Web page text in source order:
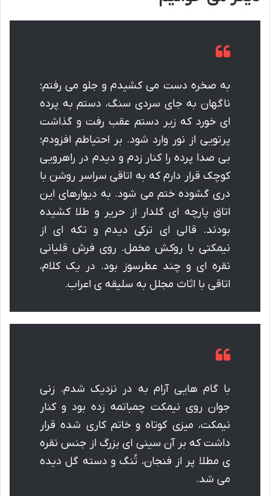
به صخره دست می کشیدم و جلو می رفتم؛
ناگهان به جای سردی سنگ، دستم به پرده
ای خورد که زیر دستم عقب رفت و گذاشت
پرتویی از نور وارد شود. بر احتیاطم افزودم؛
بی صدا پرده را کنار زدم و دیدم در راهرویی
کوچک قرار دارم که به اتاقی سراسر روشن با
دری گشوده ختم می شود. به دیوارهای این
اتاق پارچه ای گلدار از حریر و طلا کشیده
بودند. قالی ای ترکی دیدم و تکه ای از
نیمکتی با روکش مخمل. روی فرش قلیانی
نقره ای و چند عطرسوز بود. در یک کلام،
اتاقی با اثاث مجلل به سلیقه ی اعراب.
با گام هایی آرام به در نزدیک شدم. زنی
جوان روی نیمکت چمباتمه زده بود و کنار
نیمکت، میزی کوتاه و خاتم کاری شده قرار
داشت که بر آن سینی ای بزرگ از جنس نقره
ی مطلا پر از فنجان، تُنگ و دسته گل دیده
می شد.